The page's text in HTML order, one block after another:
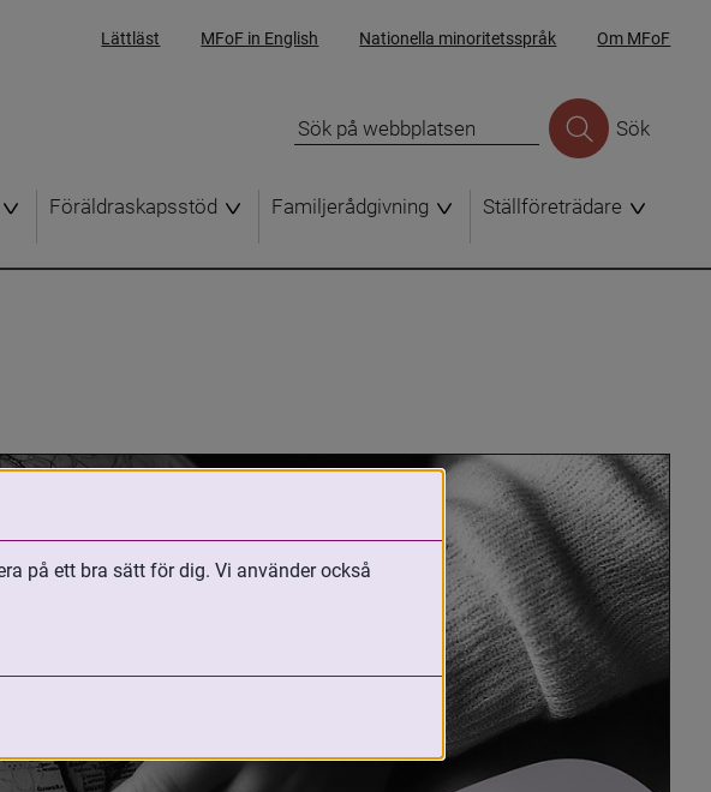
Lättläst MFoF in English Nationella minoritetsspråk Om MFoF
Sök
Föräldraskapsstöd Familjerådgivning Ställföreträdare
på ett bra sätt för dig. Vi använder också